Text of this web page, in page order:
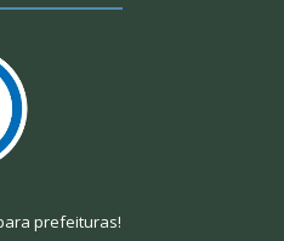
prefeituras!